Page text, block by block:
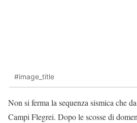
#image_title
Non si ferma la sequenza sismica che
Campi Flegrei. Dopo le scosse di